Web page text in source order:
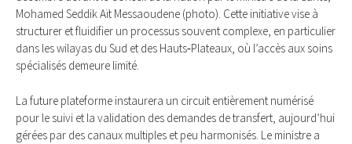
Mohamed Seddik Aït Messaoudene (photo). Cette initiative vise à
structurer et fluidifier un processus souvent complexe, en particulier
dans les wilayas du Sud et des Hauts‑Plateaux, où l’accès aux soins
spécialisés demeure limité.
La future plateforme instaurera un circuit entièrement numérisé
pour le suivi et la validation des demandes de transfert, aujourd’hui
gérées par des canaux multiples et peu harmonisés. Le ministre a